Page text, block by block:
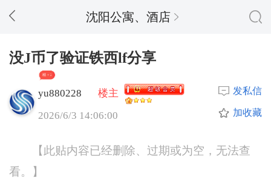
沈阳公寓、酒店
没J币了验证铁西lf分享
精 + 2
yu880228
楼主
2026/6/3 14:06:00
发私信
加收藏
【此贴内容已经删除、过期或为空，无法查
看。】